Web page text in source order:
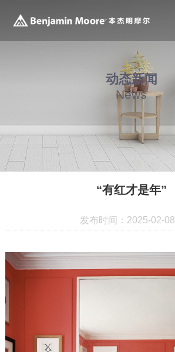
动态新闻
News
“有红才是年”
发布时间：2025-02-08